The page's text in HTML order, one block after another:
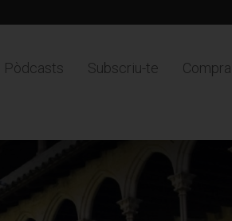
Pòdcasts Subscriu-te